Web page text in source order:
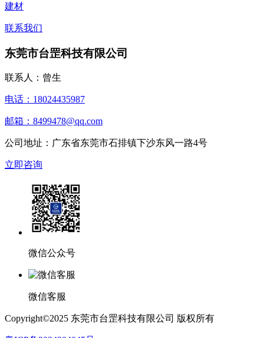
建材
联系我们
东莞市台罡科技有限公司
联系人：曾生
电话：18024435987
邮箱：8499478@qq.com
公司地址：广东省东莞市石排镇下沙东风一路4号
立即咨询
微信公众号
微信客服
Copyright©2025 东莞市台罡科技有限公司 版权所有